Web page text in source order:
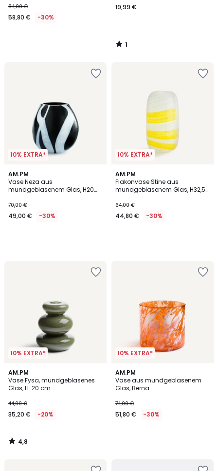
84,00 €
58,80 € -30%
19,99 €
1
/
10% EXTRA*
AM.PM
Vase Neza aus
mundgeblasenem Glas, H20
70,00 €
49,00 € -30%
10% EXTRA*
AM.PM
Flakonvase Stine aus
mundgeblasenem Glas, H32,5
64,00 €
44,80 € -30%
10% EXTRA*
AM.PM
Vase Fysa, mundgeblasenes
Glas, H. 20 cm
44,00 €
35,20 € -20%
4,8
/ 5
4,8
/
10% EXTRA*
AM.PM
Vase aus mundgeblasenem
Glas, Berna
74,00 €
51,80 € -30%